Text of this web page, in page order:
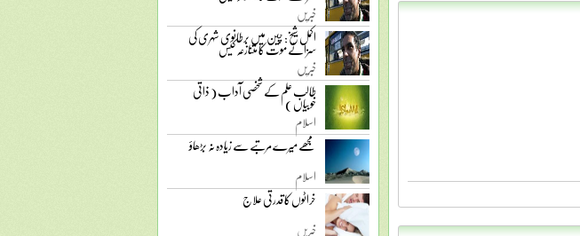
خبریں
اکمل شیخ: چین میں برطانوی شہری کی
سزائے موت کا متنازعہ کیس
خبریں
طالب علم کے شخصی آداب ( ذاتی
خوبیاں )
اسلام
مجھے میرے مرتبے سے زیادہ نہ بڑھاؤ
اسلام
خراٹوں کا قدرتی علاج